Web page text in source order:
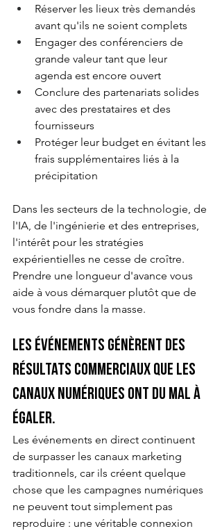
Réserver les lieux très demandés
avant qu'ils ne soient complets
Engager des conférenciers de
grande valeur tant que leur
agenda est encore ouvert
Conclure des partenariats solides
avec des prestataires et des
fournisseurs
Protéger leur budget en évitant les
frais supplémentaires liés à la
précipitation
Dans les secteurs de la technologie, de
l'IA, de l'ingénierie et des entreprises,
l'intérêt pour les stratégies
expérientielles ne cesse de croître.
Prendre une longueur d'avance vous
aide à vous démarquer plutôt que de
vous fondre dans la masse.
Les événements génèrent des
résultats commerciaux que les
canaux numériques ont du mal à
égaler.
Les événements en direct continuent
de surpasser les canaux marketing
traditionnels, car ils créent quelque
chose que les campagnes numériques
ne peuvent tout simplement pas
reproduire : une véritable connexion